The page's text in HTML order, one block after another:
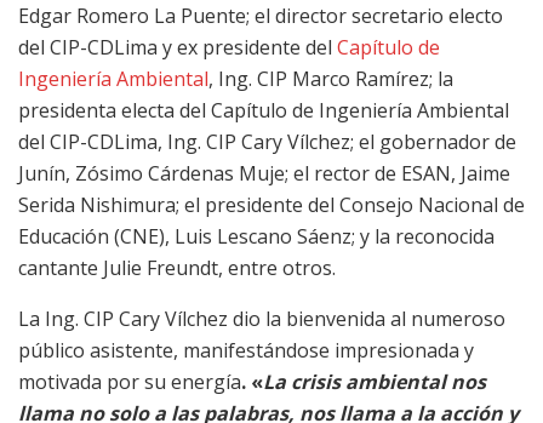
Edgar Romero La Puente; el director secretario electo
del CIP-CDLima y ex presidente del Capítulo de
Ingeniería Ambiental, Ing. CIP Marco Ramírez; la
presidenta electa del Capítulo de Ingeniería Ambiental
del CIP-CDLima, Ing. CIP Cary Vílchez; el gobernador de
Junín, Zósimo Cárdenas Muje; el rector de ESAN, Jaime
Serida Nishimura; el presidente del Consejo Nacional de
Educación (CNE), Luis Lescano Sáenz; y la reconocida
cantante Julie Freundt, entre otros.
La Ing. CIP Cary Vílchez dio la bienvenida al numeroso
público asistente, manifestándose impresionada y
motivada por su energía. «La crisis ambiental nos
llama no solo a las palabras, nos llama a la acción y